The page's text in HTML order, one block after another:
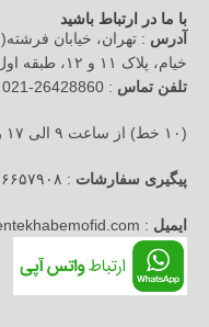
با ما در ارتباط باشید
آدرس : تهران، خیابان
خیام، پلاک ۱۱ و ۱۲، طبقه اول
تلفن تماس : 26428860-021
(۱۰ خط) از ساعت ۹ الی ۱۷ روزهای غیرتعطیل
پیگیری سفارشات : ۲۶۶۵۷۹۰۸-021
ایمیل : info@entekhabemofid.com